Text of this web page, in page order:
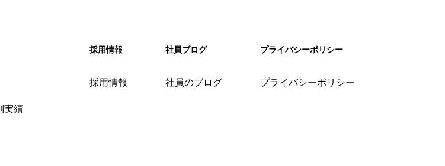
実績
採用情報
採用情報
社員ブログ
社員のブログ
プライバシーポリシー
プライバシーポリシー